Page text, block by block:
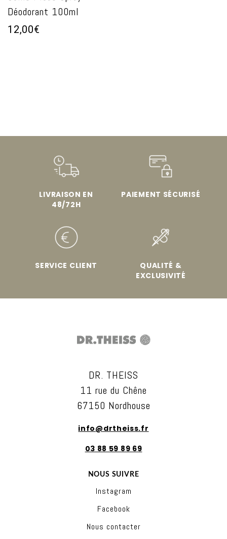
Déodorant 100ml
12,00€
LIVRAISON EN
48/72H
PAIEMENT SÉCURISÉ
SERVICE CLIENT
QUALITÉ &
EXCLUSIVITÉ
DR. THEISS
11 rue du Chêne
67150 Nordhouse
info@drtheiss.fr
03 88 59 89 69
NOUS SUIVRE
Instagram
Facebook
Nous contacter